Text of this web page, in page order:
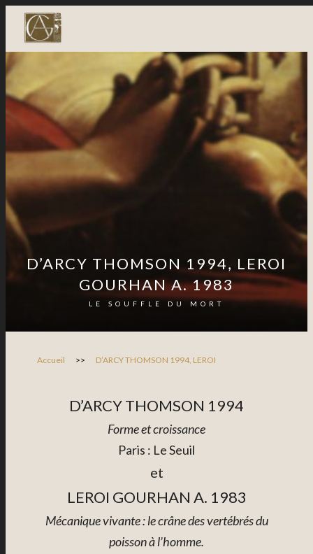
D’ARCY THOMSON 1994, LEROI
GOURHAN A. 1983
LE SOUFFLE DU MORT
Accueil >> D’ARCY THOMSON 1994, LEROI
D’ARCY THOMSON 1994
Forme et croissance
Paris : Le Seuil
et
LEROI GOURHAN A. 1983
Mécanique vivante : le crâne des vertébrés du
poisson à l’homme.